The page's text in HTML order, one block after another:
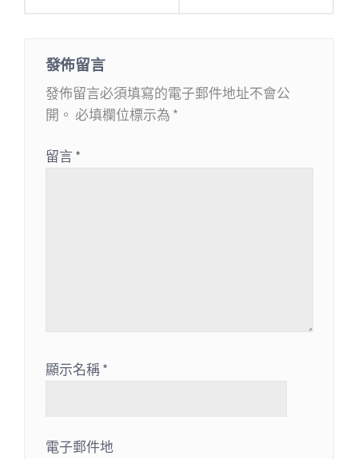
發佈留言
發佈留言必須填寫的電子郵件地址不會公
開。 必填欄位標示為 *
留言*
顯示名稱*
電子郵件地